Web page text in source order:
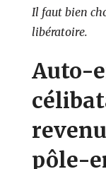
Il faut bien
libératoire.
Auto-
pôle-